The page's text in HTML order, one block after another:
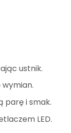
ustnik.
parę i smak.
LED.